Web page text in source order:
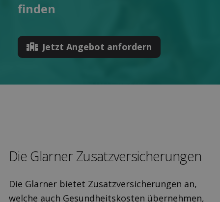
finden
Jetzt Angebot anfordern
Die Glarner Zusatz­versicherungen
Die Glarner bietet Zusatzversicherungen an,
welche auch Gesundheitskosten übernehmen,